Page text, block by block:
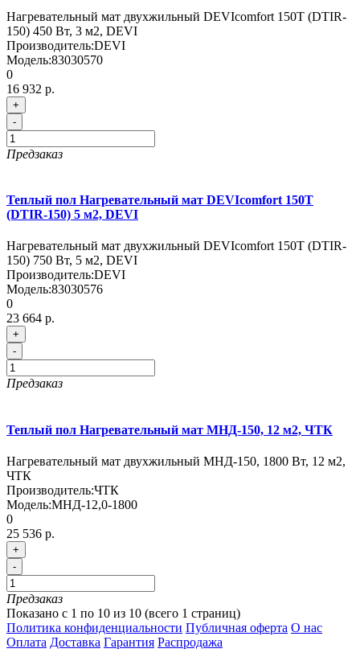
Нагревательный мат двухжильный DEVIcomfort 150T (DTIR-
150) 450 Вт, 3 м2, DEVI
Производитель:DEVI
Модель:83030570
0
16 932 р.
+
-
Предзаказ
Теплый пол Нагревательный мат DEVIcomfort 150T
(DTIR-150) 5 м2, DEVI
Нагревательный мат двухжильный DEVIcomfort 150T (DTIR-
150) 750 Вт, 5 м2, DEVI
Производитель:DEVI
Модель:83030576
0
23 664 р.
+
-
Предзаказ
Теплый пол Нагревательный мат МНД-150, 12 м2, ЧТК
Нагревательный мат двухжильный МНД-150, 1800 Вт, 12 м2,
ЧТК
Производитель:ЧТК
Модель:МНД-12,0-1800
0
25 536 р.
+
-
Предзаказ
Показано с 1 по 10 из 10 (всего 1 страниц)
Политика конфиденциальности Публичная оферта О нас
Оплата Доставка Гарантия Распродажа